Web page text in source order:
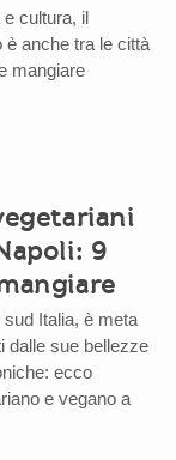
cultura, il
è anche tra le città
mangiare
9
Italia, è meta
dalle sue bellezze
ecco
e vegano a